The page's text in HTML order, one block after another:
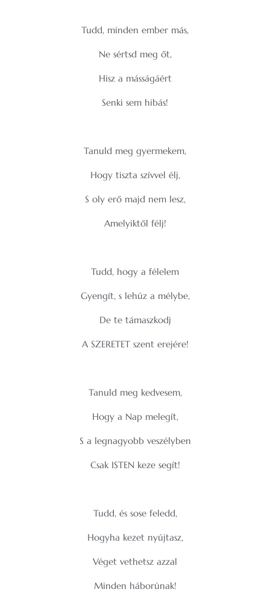
Tudd, minden ember más,
Ne sértsd meg őt,
Hisz a másságáért
Senki sem hibás!
Tanuld meg gyermekem,
Hogy tiszta szívvel élj,
S oly erő majd nem lesz,
Amelyiktől félj!
Tudd, hogy a félelem
Gyengít, s lehúz a mélybe,
De te támaszkodj
A SZERETET szent erejére!
Tanuld meg kedvesem,
Hogy a Nap melegít,
S a legnagyobb veszélyben
Csak ISTEN keze segít!
Tudd, és sose feledd,
Hogyha kezet nyújtasz,
Véget vethetsz azzal
Minden háborúnak!